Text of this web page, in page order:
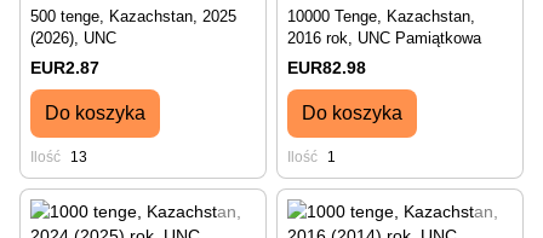
500 tenge, Kazachstan, 2025
(2026), UNC
EUR2.87
Do koszyka
Ilość 13
10000 Tenge, Kazachstan,
2016 rok, UNC Pamiątkowa
EUR82.98
Do koszyka
Ilość 1